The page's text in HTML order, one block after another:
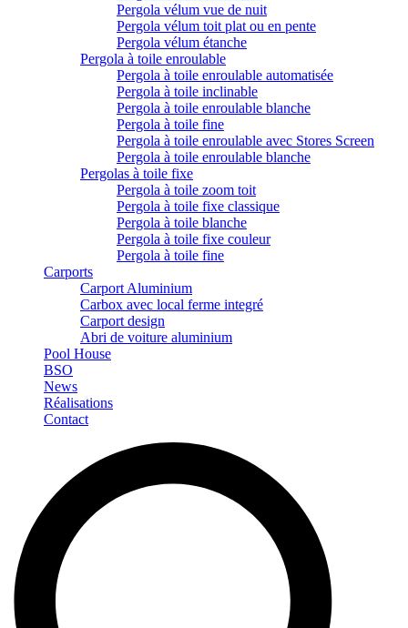
Pergola vélum vue de nuit
Pergola vélum toit plat ou en pente
Pergola vélum étanche
Pergola à toile enroulable
Pergola à toile enroulable automatisée
Pergola à toile inclinable
Pergola à toile enroulable blanche
Pergola à toile fine
Pergola à toile enroulable avec Stores Screen
Pergola à toile enroulable blanche
Pergolas à toile fixe
Pergola à toile zoom toit
Pergola à toile fixe classique
Pergola à toile blanche
Pergola à toile fixe couleur
Pergola à toile fine
Carports
Carport Aluminium
Carbox avec local ferme integré
Carport design
Abri de voiture aluminium
Pool House
BSO
News
Réalisations
Contact